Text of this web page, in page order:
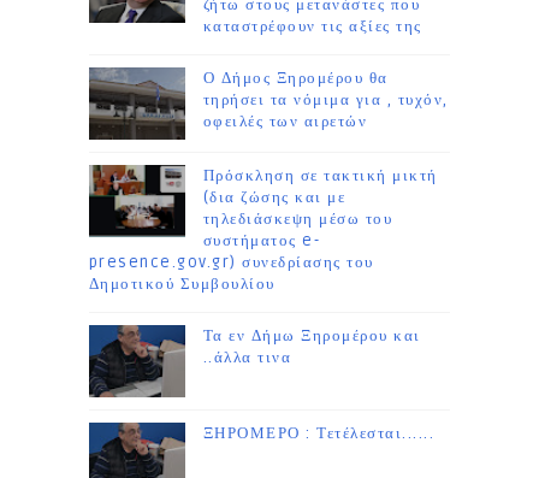
ζήτω στους μετανάστες που
καταστρέφουν τις αξίες της
Ο Δήμος Ξηρομέρου θα
τηρήσει τα νόμιμα για , τυχόν,
οφειλές των αιρετών
Πρόσκληση σε τακτική μικτή
(δια ζώσης και με
τηλεδιάσκεψη μέσω του
συστήματος e-
presence.gov.gr) συνεδρίασης του
Δημοτικού Συμβουλίου
Τα εν Δήμω Ξηρομέρου και
..άλλα τινα
ΞΗΡΟΜΕΡΟ : Τετέλεσται......